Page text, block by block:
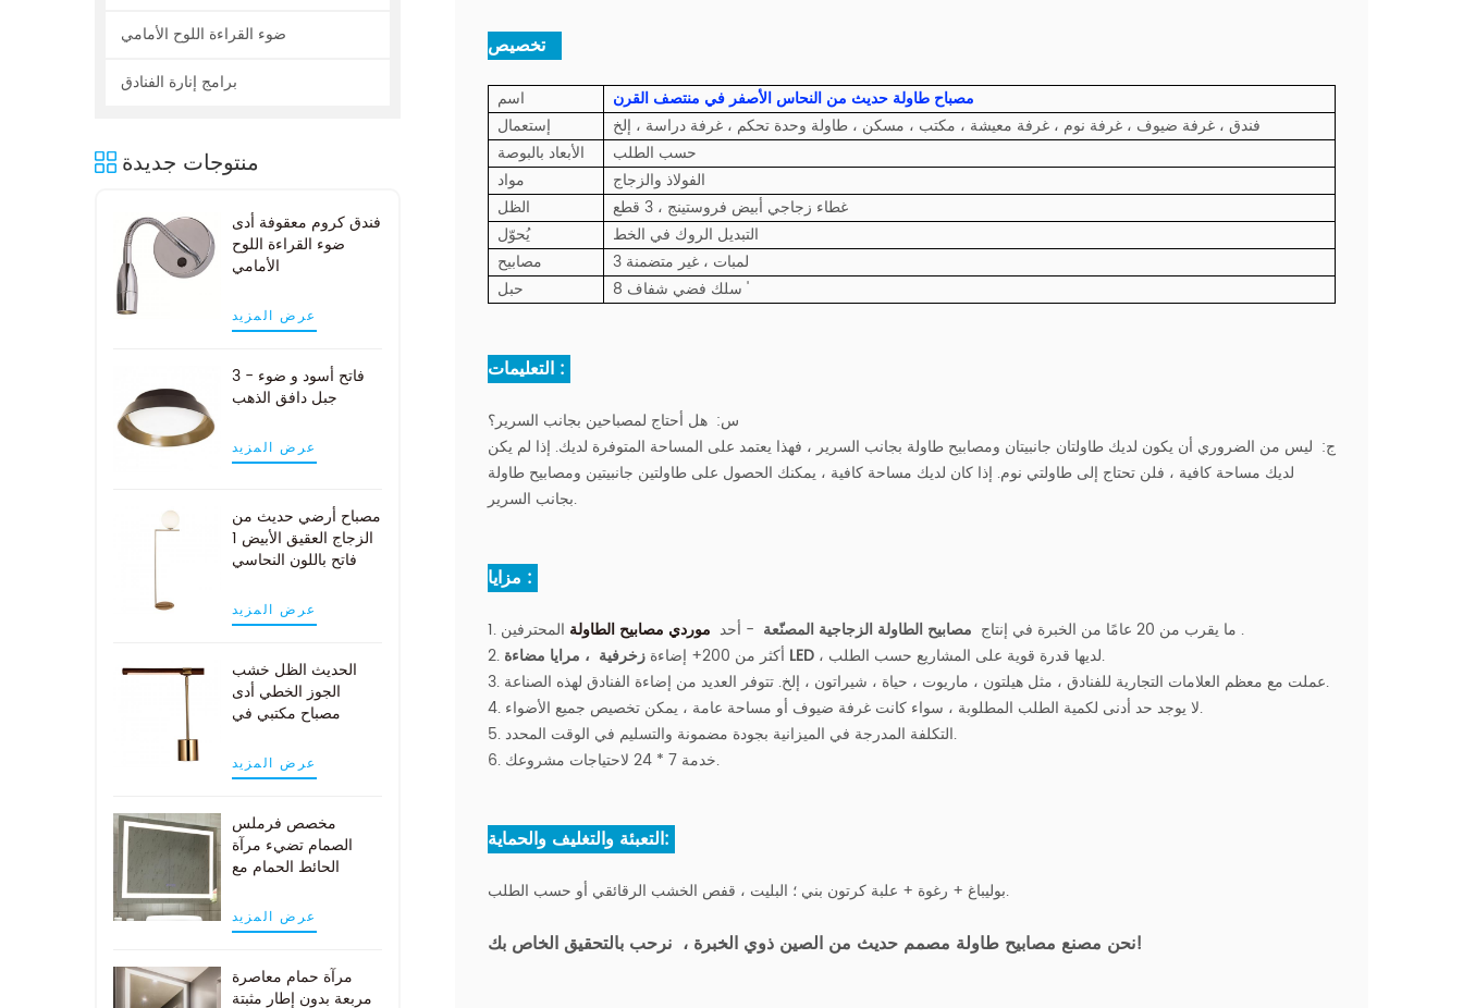
ضوء القراءة اللوح الأمامي
برامج إنارة الفنادق
منتوجات جديدة
فندق كروم معقوفة أدى
ضوء القراءة اللوح
الأمامي
عرض المزيد
3 - فاتح أسود و ضوء
جبل دافق الذهب
عرض المزيد
مصباح أرضي حديث من
الزجاج العقيق الأبيض 1
فاتح باللون النحاسي
عرض المزيد
الحديث الظل خشب
الجوز الخطي أدى
مصباح مكتبي في
عرض المزيد
مخصص فرملس
الصمام تضيء مرآة
الحائط الحمام مع
عرض المزيد
مرآة حمام معاصرة
مربعة بدون إطار مثبتة
تخصيص :
اسم
مصباح طاولة حديث من النحاس الأصفر في منتصف القرن
إستعمال
فندق ، غرفة ضيوف ، غرفة نوم ، غرفة معيشة ، مكتب ، مسكن ، طاولة وحدة تحكم ، غرفة دراسة ، إلخ
الأبعاد بالبوصة
حسب الطلب
مواد
الفولاذ والزجاج
الظل
غطاء زجاجي أبيض فروستينج ، 3 قطع
يُحوّل
التبديل الروك في الخط
مصابيح
3 لمبات ، غير متضمنة
حبل
سلك فضي شفاف 8 '
التعليمات :
س:هل أحتاج لمصباحين بجانب السرير؟
ج: ليس من الضروري أن يكون لديك طاولتان جانبيتان ومصابيح طاولة بجانب السرير ، فهذا يعتمد على المساحة المتوفرة لديك. إذا لم يكن
لديك مساحة كافية ، فلن تحتاج إلى طاولتي نوم. إذا كان لديك مساحة كافية ، يمكنك الحصول على طاولتين جانبيتين ومصابيح طاولة
بجانب السرير.
مزايا :
1. ما يقرب من 20 عامًا من الخبرة في إنتاج مصابيح الطاولة الزجاجية المصنّعة - أحد موردي مصابيح الطاولة
المحترفين .
2. أكثر من 200+ إضاءة
زخرفية ، مرايا مضاءة LED
، لديها قدرة قوية على المشاريع حسب الطلب.
3. عملت مع معظم العلامات التجارية للفنادق ، مثل هيلتون ، ماريوت ، حياة ، شيراتون ، إلخ. تتوفر العديد من إضاءة الفنادق لهذه الصناعة.
4. لا يوجد حد أدنى لكمية الطلب المطلوبة ، سواء كانت غرفة ضيوف أو مساحة عامة ، يمكن تخصيص جميع الأضواء.
5. التكلفة المدرجة في الميزانية بجودة مضمونة والتسليم في الوقت المحدد.
6. خدمة 7 * 24 لاحتياجات مشروعك.
التعبئة والتغليف والحماية:
بوليباغ + رغوة + علبة كرتون بني ؛ البليت ، قفص الخشب الرقائقي أو حسب الطلب.
نحن مصنع مصابيح طاولة مصمم حديث من الصين ذوي الخبرة، نرحب بالتحقيق الخاص بك!